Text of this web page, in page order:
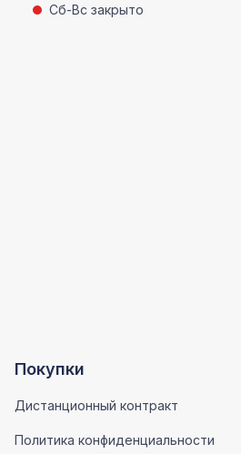
Покупки
Дистанционный контракт
Политика конфиденциальности
Сб-Вс закрыто